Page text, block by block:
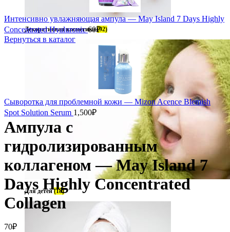
Декоративная косметика(92)
Для детей(18)
Интенсивно увлажняющая ампула — May Island 7 Days Highly
Concentrated Hyaluronic60₽
Вернуться в каталог
Сыворотка для проблемной кожи — Mizon Acence Blemish
Spot Solution Serum 1,500₽
Ампула с
гидролизированным
коллагеном — May Island 7
Days Highly Concentrated
Collagen
70₽